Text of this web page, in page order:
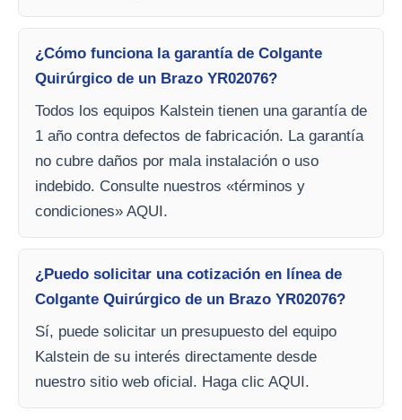
¿Cómo funciona la garantía de Colgante
Quirúrgico de un Brazo YR02076?
Todos los equipos Kalstein tienen una garantía de
1 año contra defectos de fabricación. La garantía
no cubre daños por mala instalación o uso
indebido. Consulte nuestros «términos y
condiciones» AQUI.
¿Puedo solicitar una cotización en línea de
Colgante Quirúrgico de un Brazo YR02076?
Sí, puede solicitar un presupuesto del equipo
Kalstein de su interés directamente desde
nuestro sitio web oficial. Haga clic AQUI.